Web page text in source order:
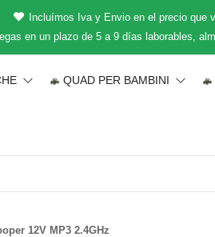
Incluímos Iva y Envio en el precio que
en un plazo de 5 a 9 días laborables,
QUAD PER BAMBINI
12V MP3 2.4GHz